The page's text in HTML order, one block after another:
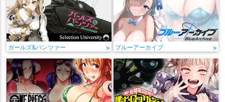
ガールズ&パンツァー > ブルーアーカイブ >